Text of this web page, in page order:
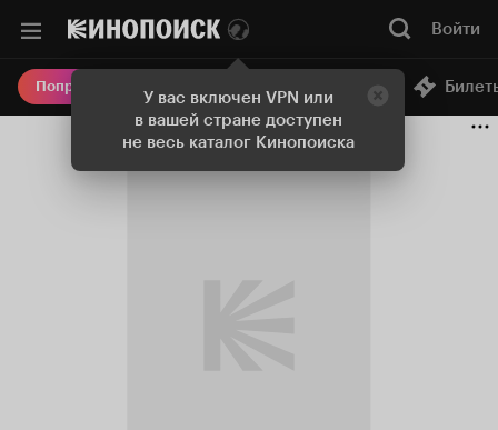
У вас включен VPN или
в вашей стране доступен
не весь каталог Кинопоиска
Войти
Попробовать Плюс Онлайн-кинотеатр